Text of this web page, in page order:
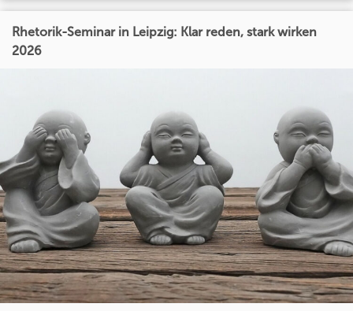
Rhetorik-Seminar in Leipzig: Klar reden, stark wirken
2026